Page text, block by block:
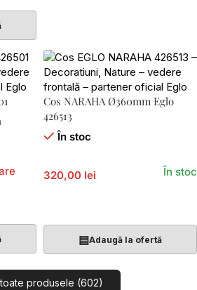
Cos NARAHA Ø360mm Eglo
426513
În stoc
320,00 lei În stoc
▤Adaugă la ofertă
produsele (602)